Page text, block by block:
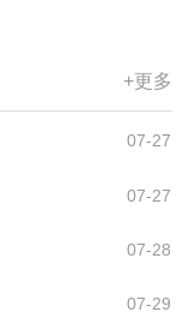
+更多
07-27
07-27
07-28
07-29